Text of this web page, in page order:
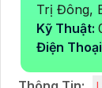
Trị Đông,
Kỹ Thuật:
Điện